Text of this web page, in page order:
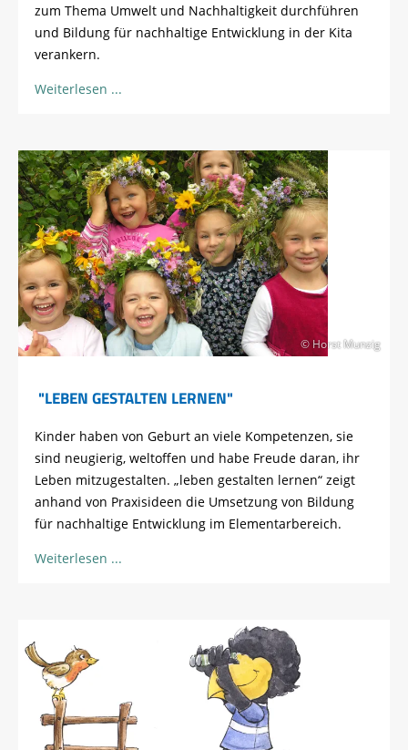
zum Thema Umwelt und Nachhaltigkeit durchführen
und Bildung für nachhaltige Entwicklung in der Kita
verankern.
Weiterlesen
© Horst Munzig
"LEBEN GESTALTEN LERNEN"
Kinder haben von Geburt an viele Kompetenzen, sie
sind neugierig, weltoffen und habe Freude daran, ihr
Leben mitzugestalten. „leben gestalten lernen“ zeigt
anhand von Praxisideen die Umsetzung von Bildung
für nachhaltige Entwicklung im Elementarbereich.
Weiterlesen